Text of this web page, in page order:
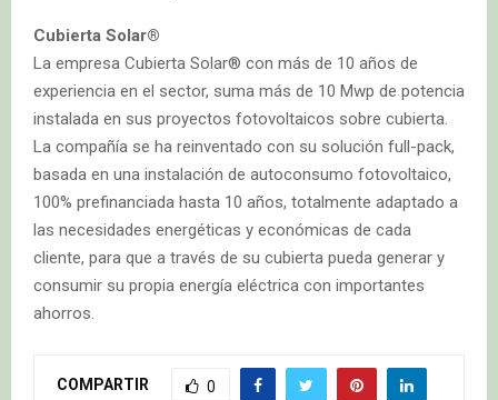
Cubierta Solar®
La empresa Cubierta Solar® con más de 10 años de
experiencia en el sector, suma más de 10 Mwp de potencia
instalada en sus proyectos fotovoltaicos sobre cubierta.
La compañía se ha reinventado con su solución full-pack,
basada en una instalación de autoconsumo fotovoltaico,
100% prefinanciada hasta 10 años, totalmente adaptado a
las necesidades energéticas y económicas de cada
cliente, para que a través de su cubierta pueda generar y
consumir su propia energía eléctrica con importantes
ahorros.
COMPARTIR 0